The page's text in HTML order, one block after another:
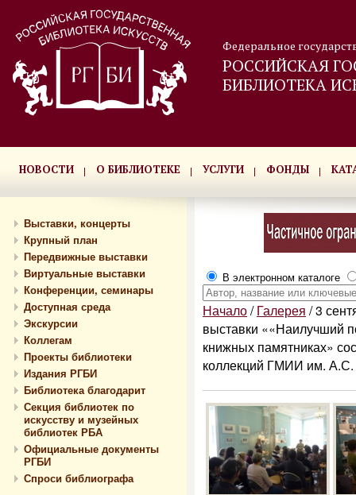
Федеральное
РОССИЙСКАЯ
БИБЛИОТЕКА
НОВОСТИ О БИБЛИОТЕКЕ УСЛУГИ ФОНДЫ
Выставки, концерты
Крупный план
Передвижные выставки
Виртуальные выставки
Конференции, семинары
Доступная среда
Экскурсии
Коллегам
Проекты библиотеки
Издания РГБИ
Библиотека благодарит
Секция библиотек по
искусству и музейных
библиотек РБА
Официальные документы
РГБИ
Спроси библиографа
В электронном каталоге
Начало/ Галерея /3
выставки ««Наилучший
книжных памятниках»
коллекций ГМИИ им.